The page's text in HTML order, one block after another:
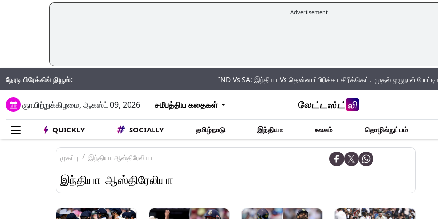
Advertisement
நேரடி பிரேக்கிங் நியூஸ்: IND Vs SA: இந்தியா Vs தென்னாப்பிரிக்கா கிரிக்கெட்.. முதல் ஒருநாள் போட்டியில் வெற்றி
ஞாயிற்றுக்கிழமை, ஆகஸ்ட் 09, 2026 சமீபத்திய கதைகள்
QUICKLY SOCIALLY தமிழ்நாடு இந்தியா உலகம் தொழில்நுட்பம்
முகப்பு இந்தியா ஆஸ்திரேலியா
இந்தியா ஆஸ்திரேலியா